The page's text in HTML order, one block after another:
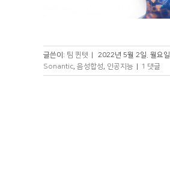
글쓴이: 팀 퀸텟 | 2022년 5월 2일. 월요일
Sonantic, 음성합성, 인공지능 | 1 댓글